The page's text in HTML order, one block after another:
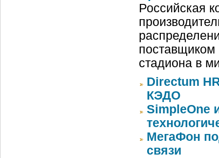
Российская
поставщиком
стадиона в
Directum
КЭДО
SimpleOne
МегаФон
связи